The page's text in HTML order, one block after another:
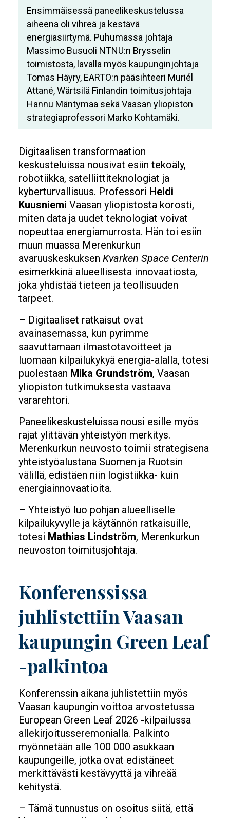
Ensimmäisessä paneelikeskustelussa
aiheena oli vihreä ja kestävä
energiasiirtymä. Puhumassa johtaja
Massimo Busuoli NTNU:n Brysselin
toimistosta, lavalla myös kaupunginjohtaja
Tomas Häyry, EARTO:n pääsihteeri Muriél
Attané, Wärtsilä Finlandin toimitusjohtaja
Hannu Mäntymaa sekä Vaasan yliopiston
strategiaprofessori Marko Kohtamäki.
Digitaalisen transformaation
keskusteluissa nousivat esiin tekoäly,
robotiikka, satelliittiteknologiat ja
kyberturvallisuus. Professori Heidi
Kuusniemi Vaasan yliopistosta korosti,
miten data ja uudet teknologiat voivat
nopeuttaa energiamurrosta. Hän toi esiin
muun muassa Merenkurkun
avaruuskeskuksen Kvarken Space Centerin
esimerkkinä alueellisesta innovaatiosta,
joka yhdistää tieteen ja teollisuuden
tarpeet.
– Digitaaliset ratkaisut ovat
avainasemassa, kun pyrimme
saavuttamaan ilmastotavoitteet ja
luomaan kilpailukykyä energia-alalla, totesi
puolestaan Mika Grundström, Vaasan
yliopiston tutkimuksesta vastaava
vararehtori.
Paneelikeskusteluissa nousi esille myös
rajat ylittävän yhteistyön merkitys.
Merenkurkun neuvosto toimii strategisena
yhteistyöalustana Suomen ja Ruotsin
välillä, edistäen niin logistiikka- kuin
energiainnovaatioita.
– Yhteistyö luo pohjan alueelliselle
kilpailukyvylle ja käytännön ratkaisuille,
totesi Mathias Lindström, Merenkurkun
neuvoston toimitusjohtaja.
Konferenssissa
juhlistettiin Vaasan
kaupungin Green Leaf
-palkintoa
Konferenssin aikana juhlistettiin myös
Vaasan kaupungin voittoa arvostetussa
European Green Leaf 2026 -kilpailussa
allekirjoitusseremonialla. Palkinto
myönnetään alle 100 000 asukkaan
kaupungeille, jotka ovat edistäneet
merkittävästi kestävyyttä ja vihreää
kehitystä.
– Tämä tunnustus on osoitus siitä, että